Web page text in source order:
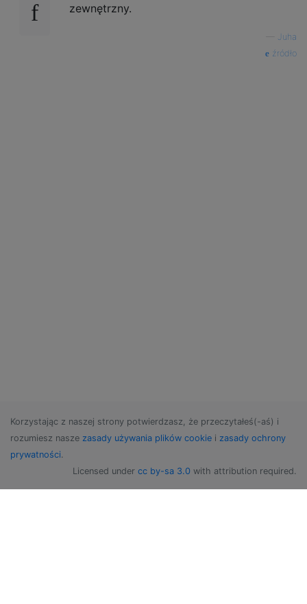
zewnętrzny.
Juha
źródło
Korzystając z naszej strony potwierdzasz, że przeczytałeś(-aś) i
rozumiesz nasze zasady używania plików cookie i zasady ochrony
prywatności.
Licensed under cc by-sa 3.0 with attribution required.